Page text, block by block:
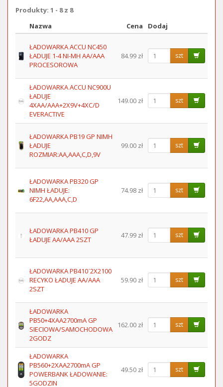
Produkty: 1 - 8 z 8
Obraz
Nazwa Cena Dodaj
ŁADOWARKA ACCU NC450
ŁADUJE 1-4 NI-MH AA/AAA
PROCESOROWA
84.99 zł szt
ŁADOWARKA ACCU NC900U
ŁADUJE
4XAA/AAA+2X9V+4XC/D
EVERACTIVE
149.00 zł szt
ŁADOWARKA PB19 GP NIMH
ŁADUJE
ROZMIAR:AA,AAA,C,D,9V
99.00 zł szt
ŁADOWARKA PB320 GP
NIMH ŁADUJE:
6F22,AA,AAA,C,D
74.98 zł szt
ŁADOWARKA PB410 GP
ŁADUJE AA/AAA 2SZT
47.99 zł szt
ŁADOWARKA PB410˙2X2100
RECYKO ŁADUJE AA/AAA
2SZT
59.90 zł szt
ŁADOWARKA
PB50+4XAA2700mA GP
SIECIOWA/SAMOCHODOWA
2GODZ
162.00 zł szt
ŁADOWARKA
PB560+2XAA2700mA GP
POWERBANK ŁADOWANIE:
5GODZIN
49.50 zł szt